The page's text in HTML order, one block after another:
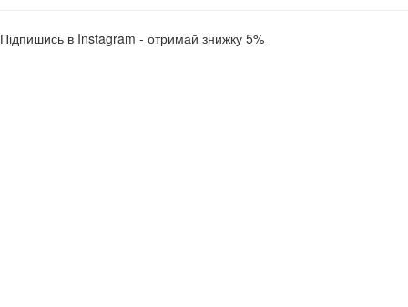
Підпишись в Instagram - отримай знижку 5%